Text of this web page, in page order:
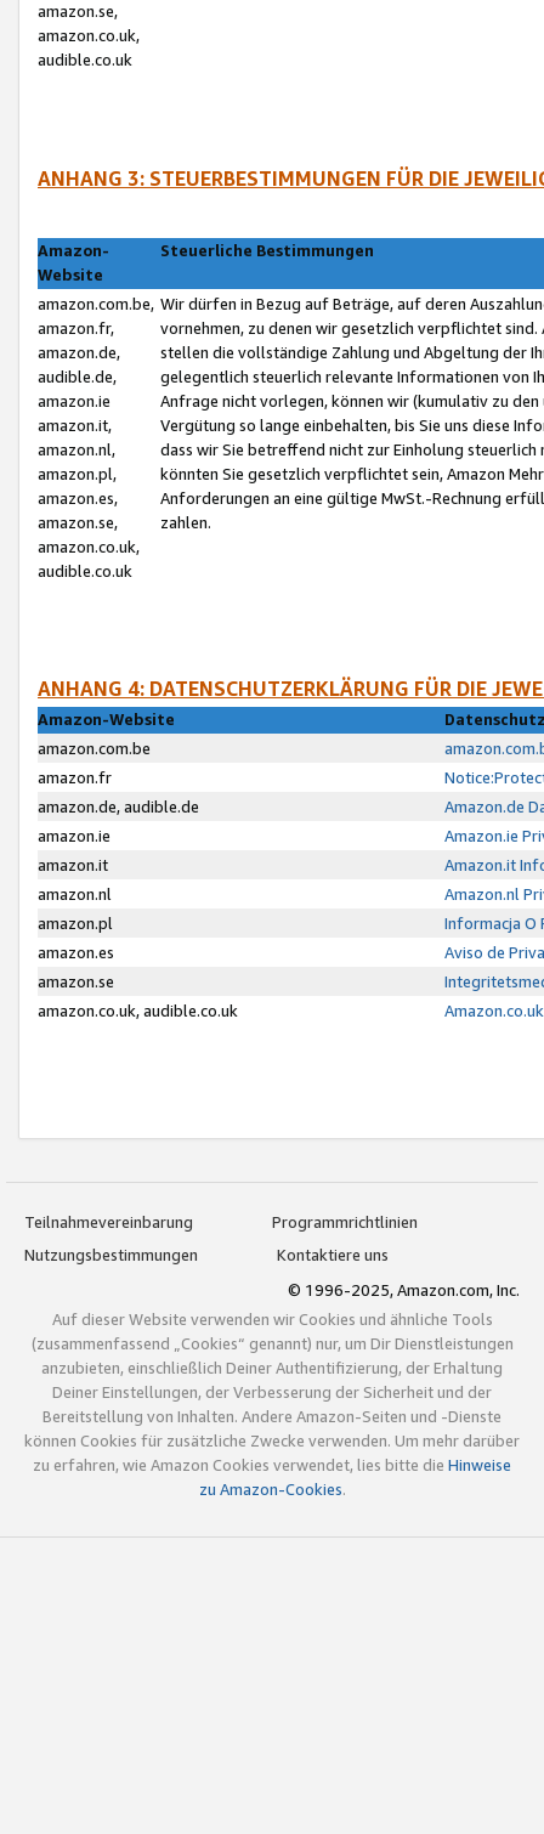
amazon.se,
amazon.co.uk,
audible.co.uk
ANHANG 3: STEUERBESTIMMUNGEN FÜR DIE
Amazon-
Website
Steuerliche Bestimmungen
amazon.com.be,
amazon.fr,
amazon.de,
audible.de,
amazon.ie
amazon.it,
amazon.nl,
amazon.pl,
amazon.es,
amazon.se,
amazon.co.uk,
audible.co.uk
Wir dürfen in Bezug auf Beträge, auf deren
vornehmen, zu denen wir gesetzlich verpflichtet
stellen die vollständige Zahlung und Abgeltung der
gelegentlich steuerlich relevante Informationen von
Anfrage nicht vorlegen, können wir (kumulativ zu
Vergütung so lange einbehalten, bis Sie uns diese
dass wir Sie betreffend nicht zur Einholung
könnten Sie gesetzlich verpflichtet sein, Amazon
Anforderungen an eine gültige MwSt.-Rechnung
zahlen.
ANHANG 4: DATENSCHUTZERKLÄRUNG FÜR DIE
Amazon-Website
amazon.com.be
amazon.fr
amazon.de, audible.de
Amazon.de
amazon.ie
Amazon.ie
amazon.it
Amazon.it
amazon.nl
Amazon.nl
amazon.pl
Informacja O
amazon.es
Aviso de
amazon.se
amazon.co.uk, audible.co.uk
Teilnahmevereinbarung
Programmrichtlinien
Nutzungsbestimmungen
Kontaktiere uns
© 1996-2025, Amazon.com, Inc.
Auf dieser Website verwenden wir Cookies und ähnliche Tools
(zusammenfassend „Cookies“ genannt) nur, um Dir Dienstleistungen
anzubieten, einschließlich Deiner Authentifizierung, der Erhaltung
Deiner Einstellungen, der Verbesserung der Sicherheit und der
Bereitstellung von Inhalten. Andere Amazon-Seiten und -Dienste
können Cookies für zusätzliche Zwecke verwenden. Um mehr darüber
zu erfahren, wie Amazon Cookies verwendet, lies bitte die Hinweise
zu Amazon-Cookies.